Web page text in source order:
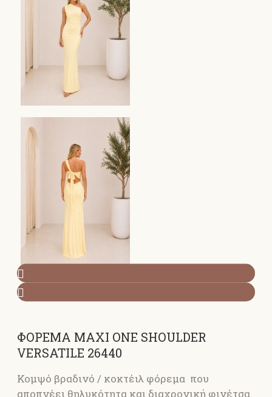
ΦΟΡΕΜΑ MAXI ONE SHOULDER
VERSATILE 26440
Κομψό βραδινό / κοκτέιλ φόρεμα που
αποπνέει θηλυκότητα και διαχρονική φινέτσα.